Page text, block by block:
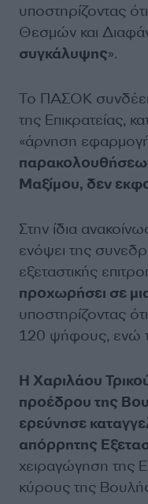
υποστηρίζοντας
Θεσμών και
συγκάλυψης».
Το ΠΑΣΟΚ
της Επικρατείας,
«άρνηση
Μαξίμου, δεν
Στην ίδια
ενόψει της
εξεταστικής
προχωρήσει σε
υποστηρίζοντας
120 ψήφους, ενώ
Η Χαριλάου
προέδρου της
ερεύνησε
απόρρητης
χειραγώγηση της
κύρους της